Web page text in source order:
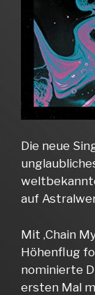
Die neue
auf
Mit ‚Chain
Höhenflug
nominierte
ersten Mal